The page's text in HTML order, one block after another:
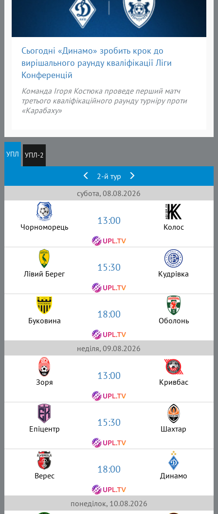
Сьогодні «Динамо» зробить крок до
вирішального раунду кваліфікації Ліги
Конференцій
Команда Ігоря Костюка проведе перший матч
третього кваліфікаційного раунду турніру проти
«Карабаху»
УПЛ УПЛ-2
2-й тур
субота, 08.08.2026
Чорноморець 13:00 Колос
Лівий Берег 15:30 Кудрівка
Буковина 18:00 Оболонь
неділя, 09.08.2026
Зоря 13:00 Кривбас
Епіцентр 15:30 Шахтар
Верес 18:00 Динамо
понеділок, 10.08.2026